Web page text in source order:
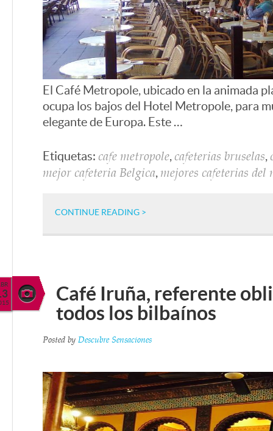
El Café Metropole, ubicado en la animada
ocupa los bajos del Hotel Metropole, para
elegante de Europa. Este …
Etiquetas: cafe metropole, cafeterias bruselas,
mejor cafeteria Belgica, mejores cafeterias del
CONTINUE READING >
Café Iruña, referente
todos los bilbaínos
Posted by Descubre Sensaciones